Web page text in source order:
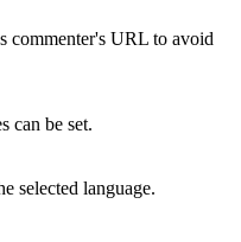
commenter's URL to avoid
can be set.
selected language.